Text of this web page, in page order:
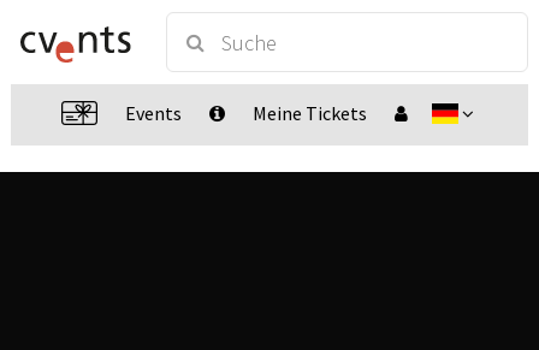
Events Meine Tickets